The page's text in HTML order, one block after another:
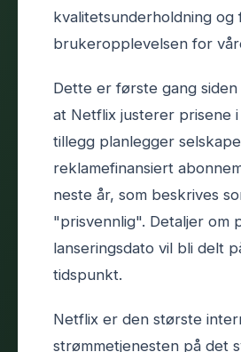
kvalitetsunderholdning
brukeropplevelsen for
Dette er første gang
at Netflix justerer prisene i
tillegg planlegger
reklamefinansiert
neste år, som beskrives
"prisvennlig". Detaljer om
lanseringsdato vil bli delt
tidspunkt.
Netflix er den største
strømmetjenesten på det